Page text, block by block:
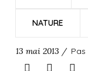
NATURE
13 mai 2013 /